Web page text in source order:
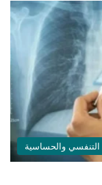
والحساسية